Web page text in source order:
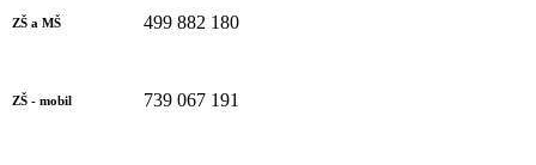
ZŠ a MŠ 499 882 180
ZŠ - mobil 739 067 191